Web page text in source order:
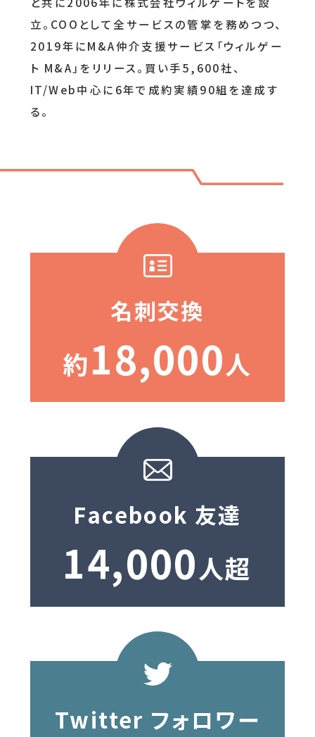
立。COOとして全サービスの管掌を務めつつ、
2019年にM&A仲介支援サービス「ウィルゲー
ト M&A」をリリース。買い手5,600社、
IT/Web中心に6年で成約実績90組を達成す
る。
名刺交換
約18,000人
Facebook 友達
14,000人超
Twitter フォロワー